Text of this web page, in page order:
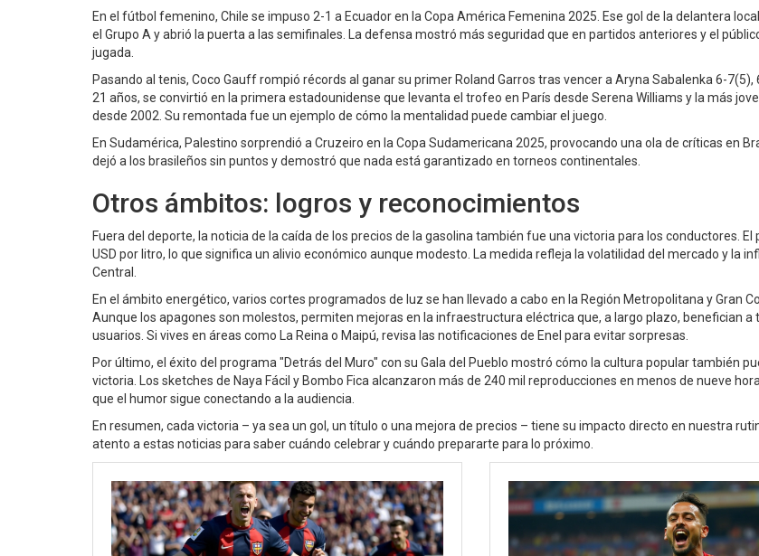
En el fútbol femenino, Chile se impuso 2-1 a Ecuador en la Copa América Femenina 2025. Ese gol de la delantera
el Grupo A y abrió la puerta a las semifinales. La defensa mostró más seguridad que en partidos anteriores y el
jugada.
Pasando al tenis, Coco Gauff rompió récords al ganar su primer Roland Garros tras vencer a Aryna Sabalenka 6-7(5),
21 años, se convirtió en la primera estadounidense que levanta el trofeo en París desde Serena Williams y la más
desde 2002. Su remontada fue un ejemplo de cómo la mentalidad puede cambiar el juego.
En Sudamérica, Palestino sorprendió a Cruzeiro en la Copa Sudamericana 2025, provocando una ola de críticas en
dejó a los brasileños sin puntos y demostró que nada está garantizado en torneos continentales.
Otros ámbitos: logros y reconocimientos
Fuera del deporte, la noticia de la caída de los precios de la gasolina también fue una victoria para los conductores. El
USD por litro, lo que significa un alivio económico aunque modesto. La medida refleja la volatilidad del mercado y la
Central.
En el ámbito energético, varios cortes programados de luz se han llevado a cabo en la Región Metropolitana y Gran
Aunque los apagones son molestos, permiten mejoras en la infraestructura eléctrica que, a largo plazo, benefician a
usuarios. Si vives en áreas como La Reina o Maipú, revisa las notificaciones de Enel para evitar sorpresas.
Por último, el éxito del programa "Detrás del Muro" con su Gala del Pueblo mostró cómo la cultura popular también
victoria. Los sketches de Naya Fácil y Bombo Fica alcanzaron más de 240 mil reproducciones en menos de nueve
que el humor sigue conectando a la audiencia.
En resumen, cada victoria – ya sea un gol, un título o una mejora de precios – tiene su impacto directo en nuestra
atento a estas noticias para saber cuándo celebrar y cuándo prepararte para lo próximo.